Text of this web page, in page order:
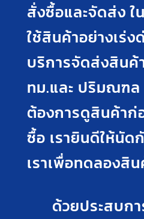
สั่งซื้อและจัดส่ง
ใช้สินค้าอย่างเร่ง
บริการจัดส่งสินค้
ทม.และ ปริมณฑ
ต้องการดูสินค้าก่
ซื้อ เรายินดีให้นั
เราเพื่อทดลองสิ
ด้วยประสบกา